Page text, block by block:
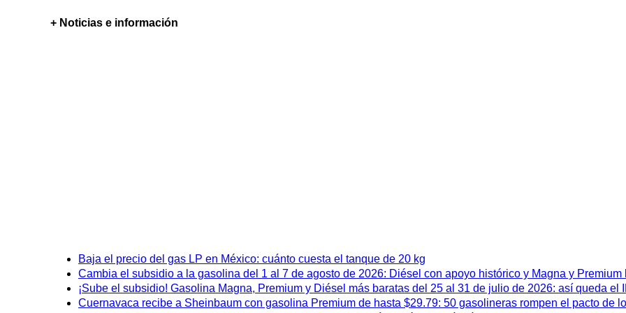
+ Noticias e información
Baja el precio del gas LP en México: cuánto cuesta el tanque de 20 kg
Cambia el subsidio a la gasolina del 1 al 7 de agosto de 2026: Diésel con apoyo histórico y Magna y Premium
¡Sube el subsidio! Gasolina Magna, Premium y Diésel más baratas del 25 al 31 de julio de 2026: así queda el
Cuernavaca recibe a Sheinbaum con gasolina Premium de hasta $29.79: 50 gasolineras rompen el pacto de